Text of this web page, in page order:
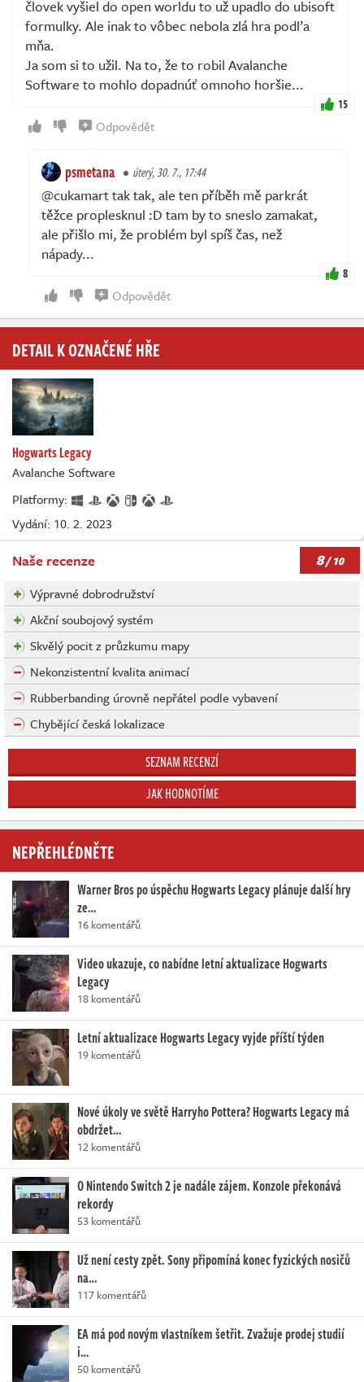
človek vyšiel do open worldu to už upadlo do ubisoft
formulky. Ale inak to vôbec nebola zlá hra podľa
mňa.
Ja som si to užil. Na to, že to robil Avalanche
Software to mohlo dopadnúť omnoho horšie...
15
Odpovědět
psmetana úterý, 30. 7., 17:44
@cukamart tak tak, ale ten příběh mě parkrát
těžce proplesknul :D tam by to sneslo zamakat,
ale přišlo mi, že problém byl spíš čas, než
nápady...
8
Odpovědět
DETAIL K OZNAČENÉ HŘE
Hogwarts Legacy
Avalanche Software
Platformy:
Vydání: 10. 2. 2023
Naše recenze 8/ 10
Výpravné dobrodružství
Akční soubojový systém
Skvělý pocit z průzkumu mapy
Nekonzistentní kvalita animací
Rubberbanding úrovně nepřátel podle vybavení
Chybějící česká lokalizace
SEZNAM RECENZÍ
JAK HODNOTÍME
NEPŘEHLÉDNĚTE
Warner Bros po úspěchu Hogwarts Legacy plánuje další hry
ze…
16 komentářů
Video ukazuje, co nabídne letní aktualizace Hogwarts
Legacy
18 komentářů
Letní aktualizace Hogwarts Legacy vyjde příští týden
19 komentářů
Nové úkoly ve světě Harryho Pottera? Hogwarts Legacy má
obdržet…
12 komentářů
O Nintendo Switch 2 je nadále zájem. Konzole překonává
rekordy
53 komentářů
Už není cesty zpět. Sony připomíná konec fyzických nosičů
na…
117 komentářů
EA má pod novým vlastníkem šetřit. Zvažuje prodej studií
i…
50 komentářů